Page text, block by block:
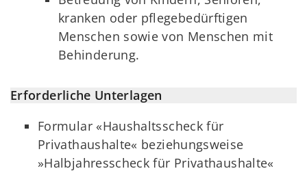
kranken oder pflegebedürftigen
Menschen sowie von Menschen mit
Behinderung.
Erforderliche Unterlagen
Formular «Haushaltsscheck für
Privathaushalte« beziehungsweise
»Halbjahresscheck für Privathaushalte«